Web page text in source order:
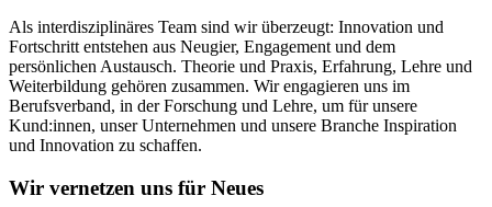
Als interdisziplinäres Team sind wir überzeugt: Innovation und
Fortschritt entstehen aus Neugier, Engagement und dem
persönlichen Austausch. Theorie und Praxis, Erfahrung, Lehre und
Weiterbildung gehören zusammen. Wir engagieren uns im
Berufsverband, in der Forschung und Lehre, um für unsere
Kund:innen, unser Unternehmen und unsere Branche Inspiration
und Innovation zu schaffen.
Wir vernetzen uns für Neues